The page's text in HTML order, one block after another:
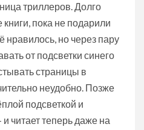
триллеров. Долго
пока не подарили
нравилось, но через пару
от подсветки синего
страницы в
неудобно. Позже
подсветкой и
читает теперь даже на